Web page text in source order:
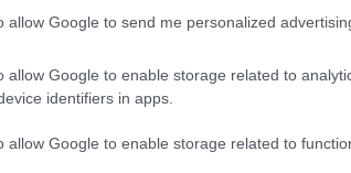
allow Google to send me personalized
allow Google to enable storage related to
identifiers in apps.
allow Google to enable storage related to
di questi pantaloni.
un invitante verde bosco, mentre